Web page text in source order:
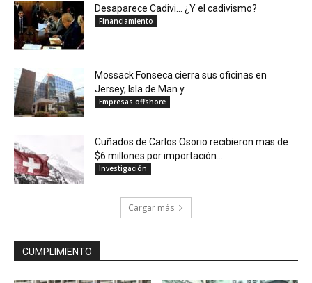
Desaparece Cadivi… ¿Y el cadivismo?
Financiamiento
Mossack Fonseca cierra sus oficinas en
Jersey, Isla de Man y...
Empresas offshore
Cuñados de Carlos Osorio recibieron mas de
$6 millones por importación...
Investigación
Cargar más
CUMPLIMIENTO